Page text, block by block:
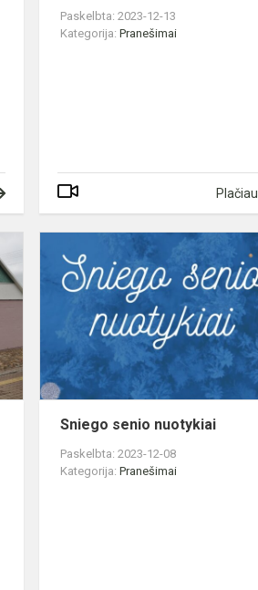
Paskelbta: 2023-12-13
Kategorija:Pranešimai
Plačiau
Pakruojo
Sniego senio nuotykiai
Paskelbta: 2023-12-08
Kategorija:Pranešimai